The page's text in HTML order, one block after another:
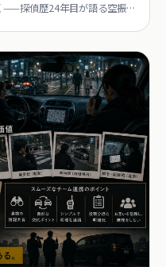
——探偵歴24年目が語る空振